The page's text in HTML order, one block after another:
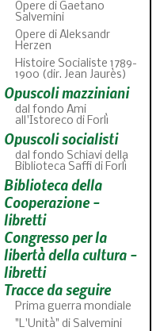
Opere di Gaetano
Salvemini
Opere di Aleksandr
Herzen
Histoire Socialiste 1789-
1900 (dir. Jean Jaurès)
Opuscoli mazziniani
dal fondo Ami
all'Istoreco di Forlì
Opuscoli socialisti
dal fondo Schiavi della
Biblioteca Saffi di Forlì
Biblioteca della
Cooperazione -
libretti
Congresso per la
libertà della cultura -
libretti
Tracce da seguire
Prima guerra mondiale
"L'Unità" di Salvemini